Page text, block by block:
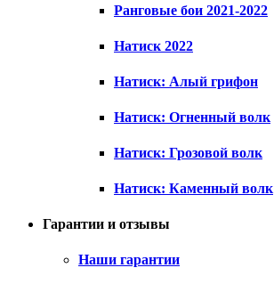
Ранговые бои 2021-2022
Натиск 2022
Натиск: Алый грифон
Натиск: Огненный волк
Натиск: Грозовой волк
Натиск: Каменный волк
Гарантии и отзывы
Наши гарантии